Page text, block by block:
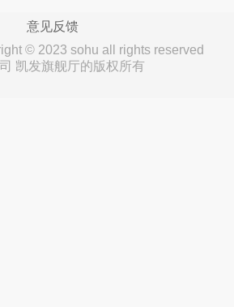
意见反馈
© 2023 sohu all rights reserved
凯发旗舰厅的版权所有